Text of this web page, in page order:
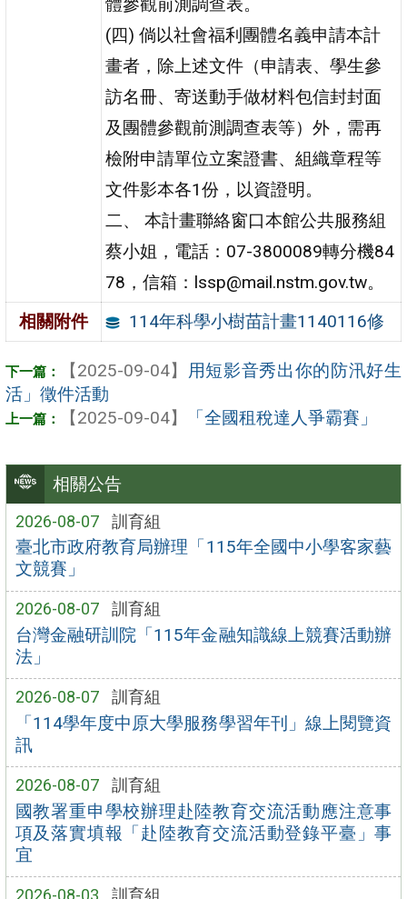
相關公告
2026-08-07 訓育組
臺北市政府教育局辦理「115年全國中小學客家藝
文競賽」
2026-08-07 訓育組
台灣金融研訓院「115年金融知識線上競賽活動辦
法」
2026-08-07 訓育組
「114學年度中原大學服務學習年刊」線上閱覽資
訊
2026-08-07 訓育組
國教署重申學校辦理赴陸教育交流活動應注意事
項及落實填報「赴陸教育交流活動登錄平臺」事
宜
2026-08-03 訓育組
(四) 倘以社會福利團體名義申請本計
畫者，除上述文件（申請表、學生參
訪名冊、寄送動手做材料包信封封面
及團體參觀前測調查表等）外，需再
檢附申請單位立案證書、組織章程等
文件影本各1份，以資證明。
二、 本計畫聯絡窗口本館公共服務組
蔡小姐，電話：07-3800089轉分機84
78，信箱：lssp@mail.nstm.gov.tw。
相關附件
114年科學小樹苗計畫1140116修
【2025-09-04】
用短影音秀出你的防汛好生
活」徵件活動
【2025-09-04】
「全國租稅達人爭霸賽」